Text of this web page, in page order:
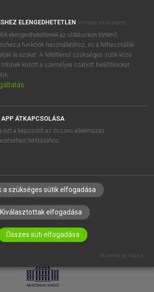
EGYÉNI FELHASZNÁLÓKNAK
TANULÓKNAK
OKTATÁSI INTÉZMÉNYEKNEK
VÁLLALATI MEGOLDÁSOK
RÓLUNK
ELÉRHETŐSÉG
SÜTI BEÁLLÍTÁSOK
ADATVÉDELEM
ELENGEDHETETLEN (mindig szükséges)
elengedhetetlenek az oldalunkon történő
funkciók használatához, és a felhasználók
le azokat. A feltétlenül szükséges sütik közé
többek között a személyre szabott beállításokat
APP ÁTKAPCSOLÁSA
ezt a kapcsolót az összes alkalmazás
letiltásához.
a szükséges sütik elfogadása
Kiválasztottak elfogadása
Összes süti elfogadása
Powered by Klaro!